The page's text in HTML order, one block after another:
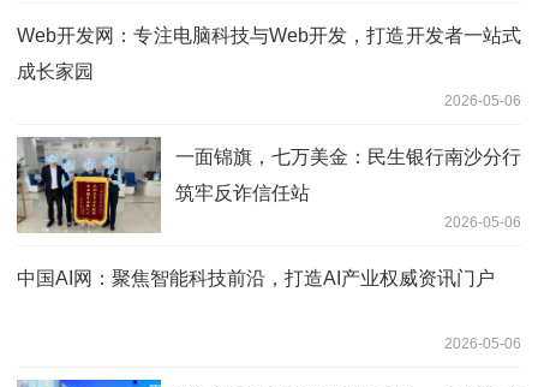
Web开发网：专注电脑科技与Web开发，打造开发者一站式
成长家园
2026-05-06
一面锦旗，七万美金：民生银行南沙分行
筑牢反诈信任站
2026-05-06
中国AI网：聚焦智能科技前沿，打造AI产业权威资讯门户
2026-05-06